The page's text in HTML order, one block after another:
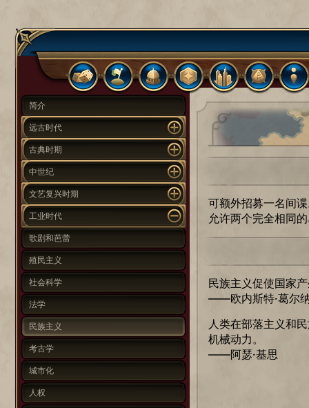
简介
远古时代
古典时期
中世纪
文艺复兴时期
工业时代
歌剧和芭蕾
殖民主义
社会科学
法学
民族主义
考古学
城市化
人权
可额外招募一名间
允许两个完全相同
民族主义促使国家
——欧内斯特·葛尔
人类在部落主义和
机械动力。
——阿瑟·基思